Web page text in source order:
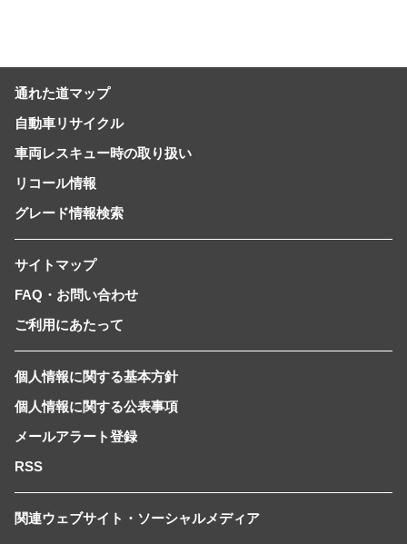
通れた道マップ
自動車リサイクル
車両レスキュー時の取り扱い
リコール情報
グレード情報検索
サイトマップ
FAQ・お問い合わせ
ご利用にあたって
個人情報に関する基本方針
個人情報に関する公表事項
メールアラート登録
RSS
関連ウェブサイト・ソーシャルメディア